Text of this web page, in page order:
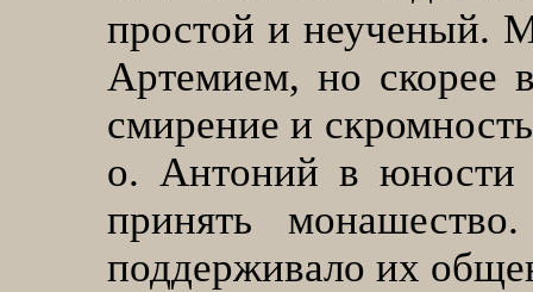
простой и неученый.
Артемием, но скорее
смирение и
о. Антоний в юности
принять
поддерживало их